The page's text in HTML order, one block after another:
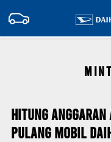
Hitung Anggaran
Pulang Mobil